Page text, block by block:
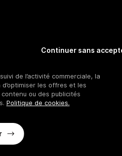
Continuer sans
de l’activité commerciale, la
les offres et les
ou des publicités
Politique de cookies.